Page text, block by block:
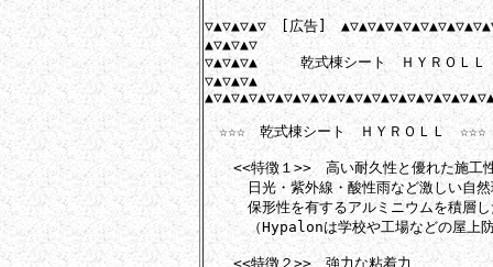
▽▲▽▲▽▲▽　[広告]　
▲▽▲▽▲▽
▽▲▽▲▽▲　　　乾式棟シート　ＨＹＲＯＬＬ
▽▲▽▲▽▲
☆☆☆　乾式棟シート　ＨＹＲＯＬＬ　☆☆☆
<<特徴１>>　高い耐久性と優れた施工
日光・紫外線・酸性雨など激しい自然
保形性を有するアルミニウムを積層し
（Hypalonは学校や工場などの屋上防
<<特徴２>>　強力な粘着力